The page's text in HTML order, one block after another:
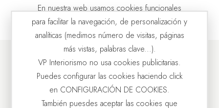
En nuestra web usamos cookies funcionales
para facilitar la navegación, de personalización y
analíticas (medimos número de visitas, páginas
más vistas, palabras clave...).
VP Interiorismo no usa cookies publicitarias.
Puedes configurar las cookies haciendo click
en CONFIGURACIÓN DE COOKIES.
También puesdes aceptar las cookies que